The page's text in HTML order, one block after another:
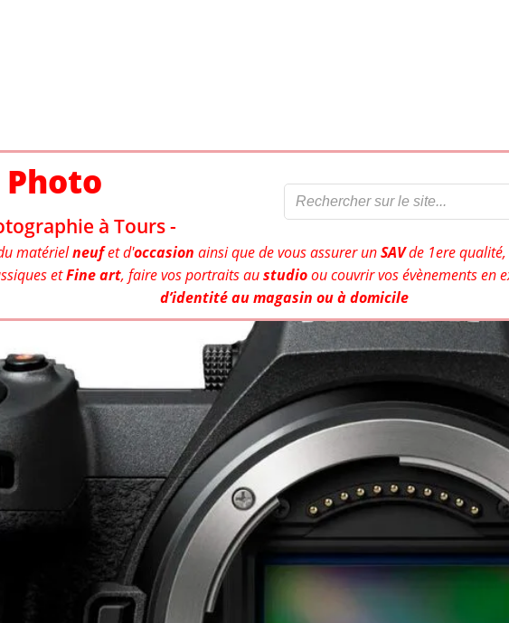
à Tours -
matérielneuf et d'occasion ainsi que de vous assurer unSAVde 1ere qualité,
etFine art, faire vos portraits austudioou couvrir vos évènements en
d’identité au magasin ou à domicile